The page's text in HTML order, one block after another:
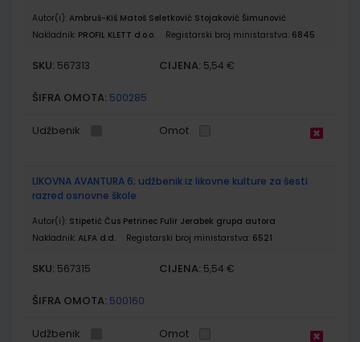
Autor(i): Ambruš-Kiš Matoš Seletković Stojaković Šimunović
Nakladnik: PROFIL KLETT d.o.o. Registarski broj ministarstva: 6845
SKU: 567313 CIJENA: 5,54 €
ŠIFRA OMOTA: 500285
Udžbenik Omot
LIKOVNA AVANTURA 6; udžbenik iz likovne kulture za šesti
razred osnovne škole
Autor(i): Stipetić Čus Petrinec Fulir Jerabek grupa autora
Nakladnik: ALFA d.d. Registarski broj ministarstva: 6521
SKU: 567315 CIJENA: 5,54 €
ŠIFRA OMOTA: 500160
Udžbenik Omot